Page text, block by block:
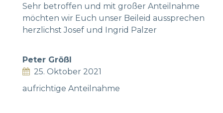
Sehr betroffen und mit großer Anteilnahme
möchten wir Euch unser Beileid aussprechen
herzlichst Josef und Ingrid Palzer
Peter Größl
25. Oktober 2021
aufrichtige Anteilnahme